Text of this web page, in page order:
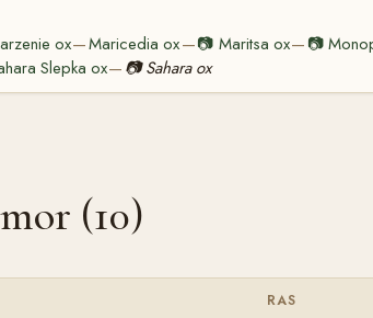
ox—Maricedia ox—📷 Maritsa ox— 📷
Slepka ox— 📷 Sahara ox
(10)
RAS